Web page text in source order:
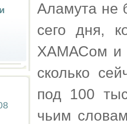
Аламута не
сего дня,
ХАМАСом и
сколько
под 100
чьим